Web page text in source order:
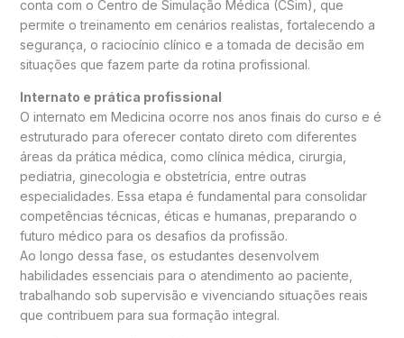
conta com o Centro de Simulação Médica (CSim), que
permite o treinamento em cenários realistas, fortalecendo a
segurança, o raciocínio clínico e a tomada de decisão em
situações que fazem parte da rotina profissional.
Internato e prática profissional
O internato em Medicina ocorre nos anos finais do curso e é
estruturado para oferecer contato direto com diferentes
áreas da prática médica, como clínica médica, cirurgia,
pediatria, ginecologia e obstetrícia, entre outras
especialidades. Essa etapa é fundamental para consolidar
competências técnicas, éticas e humanas, preparando o
futuro médico para os desafios da profissão.
Ao longo dessa fase, os estudantes desenvolvem
habilidades essenciais para o atendimento ao paciente,
trabalhando sob supervisão e vivenciando situações reais
que contribuem para sua formação integral.